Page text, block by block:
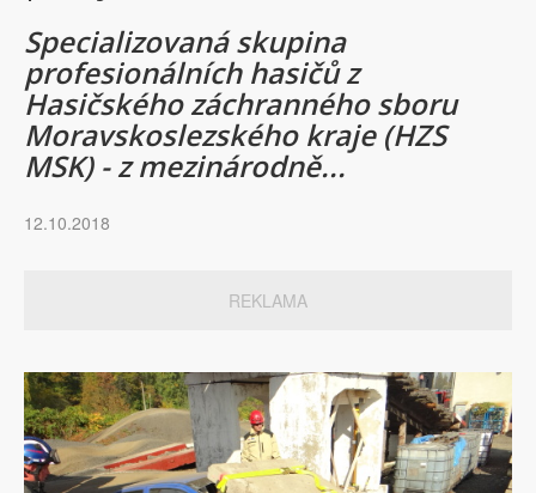
Specializovaná skupina
profesionálních hasičů z
Hasičského záchranného sboru
Moravskoslezského kraje (HZS
MSK) - z mezinárodně...
12.10.2018
REKLAMA